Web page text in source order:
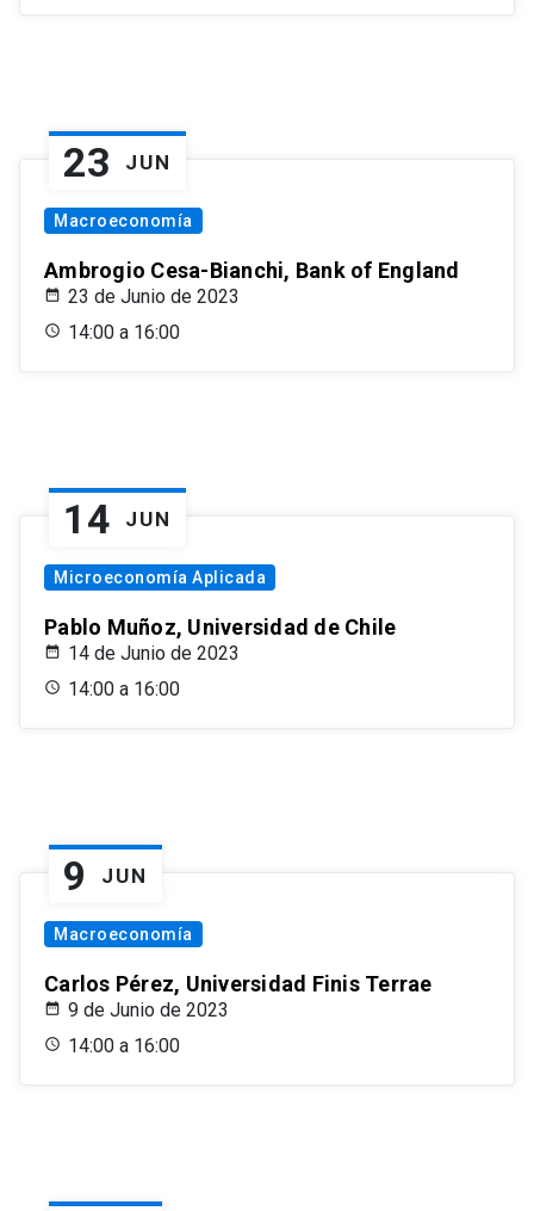
23 JUN
Macroeconomía
Ambrogio Cesa-Bianchi, Bank of England
23 de Junio de 2023
14:00 a 16:00
14 JUN
Microeconomía Aplicada
Pablo Muñoz, Universidad de Chile
14 de Junio de 2023
14:00 a 16:00
9 JUN
Macroeconomía
Carlos Pérez, Universidad Finis Terrae
9 de Junio de 2023
14:00 a 16:00